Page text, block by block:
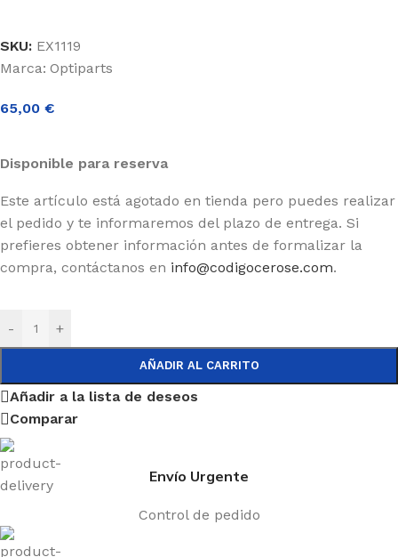
SKU: EX1119
Marca: Optiparts
65,00 €
Disponible para reserva
Este artículo está agotado en tienda pero puedes realizar
el pedido y te informaremos del plazo de entrega. Si
prefieres obtener información antes de formalizar la
compra, contáctanos en info@codigocerose.com.
- +
AÑADIR AL CARRITO
Añadir a la lista de deseos
Comparar
Envío Urgente
Control de pedido